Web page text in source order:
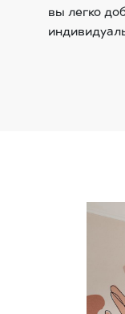
вы легко